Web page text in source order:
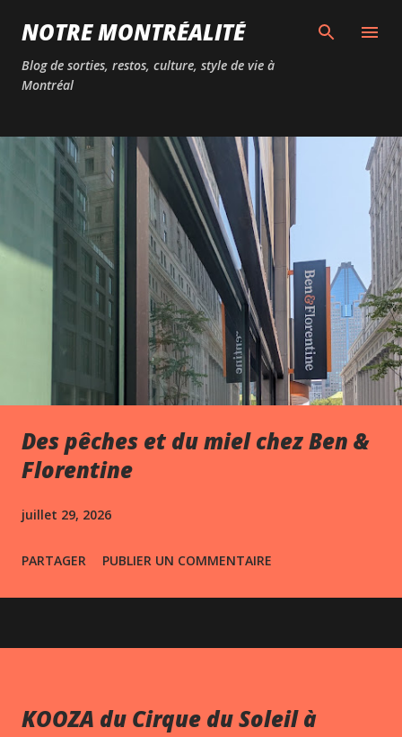
Passer au contenu principal
NOTRE MONTRÉALITÉ
Blog de sorties, restos, culture, style de vie à
Montréal
Des pêches et du miel chez Ben &
Florentine
juillet 29, 2026
PARTAGER PUBLIER UN COMMENTAIRE
KOOZA du Cirque du Soleil à